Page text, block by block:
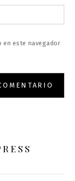
en este navegador